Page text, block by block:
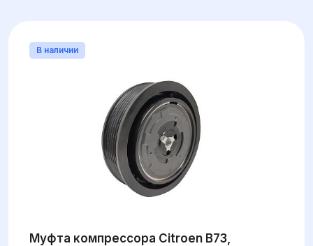
В наличии
Муфта компрессора Citroen B73,